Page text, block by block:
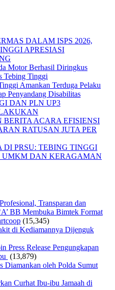
DALAM ISPS 2026,
APRESIASI
Motor Berhasil Diringkus
Tebing Tinggi
Amankan Terduga Pelaku
Penyandang Disabilitas
DAN PLN UP3
ACARA EFISIENSI
RATUSAN JUTA PER
PRSU: TEBING TINGGI
UMKM DAN KERAGAMAN
Transparan dan
BB Membuka Bimtek Format
(15,345)
di Kediamannya Dijenguk
Press Release Pengungkapan
(13,879)
Diamankan oleh Polda Sumut
Curhat Ibu-ibu Jamaah di